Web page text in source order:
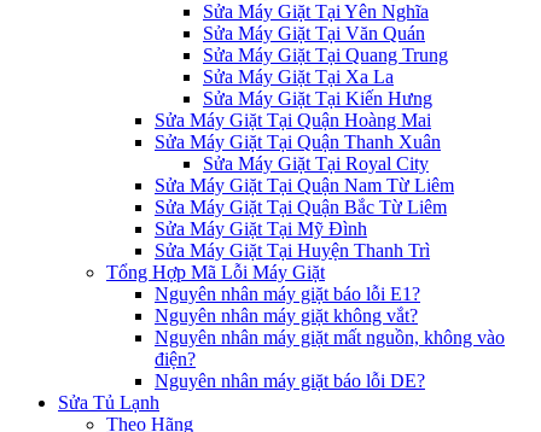
Sửa Máy Giặt Tại Yên Nghĩa
Sửa Máy Giặt Tại Văn Quán
Sửa Máy Giặt Tại Quang Trung
Sửa Máy Giặt Tại Xa La
Sửa Máy Giặt Tại Kiến Hưng
Sửa Máy Giặt Tại Quận Hoàng Mai
Sửa Máy Giặt Tại Quận Thanh Xuân
Sửa Máy Giặt Tại Royal City
Sửa Máy Giặt Tại Quận Nam Từ Liêm
Sửa Máy Giặt Tại Quận Bắc Từ Liêm
Sửa Máy Giặt Tại Mỹ Đình
Sửa Máy Giặt Tại Huyện Thanh Trì
Tổng Hợp Mã Lỗi Máy Giặt
Nguyên nhân máy giặt báo lỗi E1?
Nguyên nhân máy giặt không vắt?
Nguyên nhân máy giặt mất nguồn, không vào
điện?
Nguyên nhân máy giặt báo lỗi DE?
Sửa Tủ Lạnh
Theo Hãng